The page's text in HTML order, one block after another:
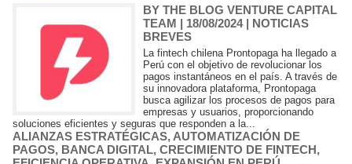
BY THE BLOG VENTURE CAPITAL
TEAM | 18/08/2024| NOTICIAS
BREVES
La fintech chilena Prontopaga ha llegado a
Perú con el objetivo de revolucionar los
pagos instantáneos en el país. A través de
su innovadora plataforma, Prontopaga
busca agilizar los procesos de pagos para
empresas y usuarios, proporcionando
soluciones eficientes y seguras que responden a la...
ALIANZAS ESTRATÉGICAS, AUTOMATIZACIÓN DE
PAGOS, BANCA DIGITAL, CRECIMIENTO DE FINTECH,